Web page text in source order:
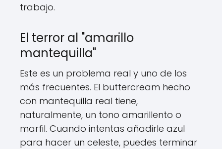
trabajo.
El terror al "amarillo
mantequilla"
Este es un problema real y uno de los
más frecuentes. El buttercream hecho
con mantequilla real tiene,
naturalmente, un tono amarillento o
marfil. Cuando intentas añadirle azul
para hacer un celeste, puedes terminar